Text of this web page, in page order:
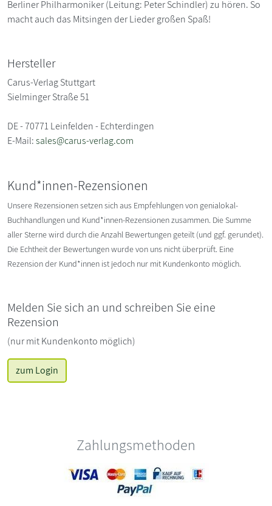
Berliner Philharmoniker (Leitung: Peter Schindler) zu hören. So
macht auch das Mitsingen der Lieder großen Spaß!
Hersteller
Carus-Verlag Stuttgart
Sielminger Straße 51
DE - 70771 Leinfelden - Echterdingen
E-Mail:sales@carus-verlag.com
Kund*innen-Rezensionen
Unsere Rezensionen setzen sich aus Empfehlungen von genialokal-
Buchhandlungen und Kund*innen-Rezensionen zusammen. Die Summe
aller Sterne wird durch die Anzahl Bewertungen geteilt (und ggf. gerundet).
Die Echtheit der Bewertungen wurde von uns nicht überprüft. Eine
Rezension der Kund*innen ist jedoch nur mit Kundenkonto möglich.
Melden Sie sich an und schreiben Sie eine
Rezension
(nur mit Kundenkonto möglich)
zum Login
Zahlungsmethoden